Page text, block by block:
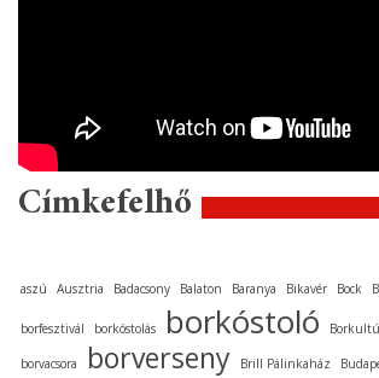
Címkefelhő
aszú Ausztria Badacsony Balaton Baranya Bikavér Bock
borfesztivál borkóstolás borkóstoló
borvacsora borverseny Brill Pálinkaház